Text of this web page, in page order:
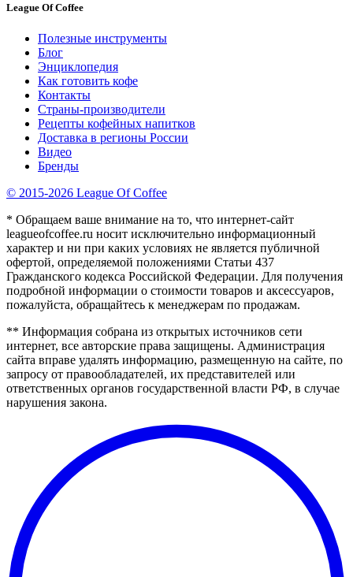
League Of Coffee
Полезные инструменты
Блог
Энциклопедия
Как готовить кофе
Контакты
Страны-производители
Рецепты кофейных напитков
Доставка в регионы России
Видео
Бренды
© 2015-2026 League Of Coffee
* Обращаем ваше внимание на то, что интернет-сайт
leagueofcoffee.ru носит исключительно информационный
характер и ни при каких условиях не является публичной
офертой, определяемой положениями Статьи 437
Гражданского кодекса Российской Федерации. Для получения
подробной информации о стоимости товаров и аксессуаров,
пожалуйста, обращайтесь к менеджерам по продажам.
** Информация собрана из открытых источников сети
интернет, все авторские права защищены. Администрация
сайта вправе удалять информацию, размещенную на сайте, по
запросу от правообладателей, их представителей или
ответственных органов государственной власти РФ, в случае
нарушения закона.